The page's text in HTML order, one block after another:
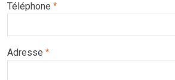
Téléphone *
Adresse *